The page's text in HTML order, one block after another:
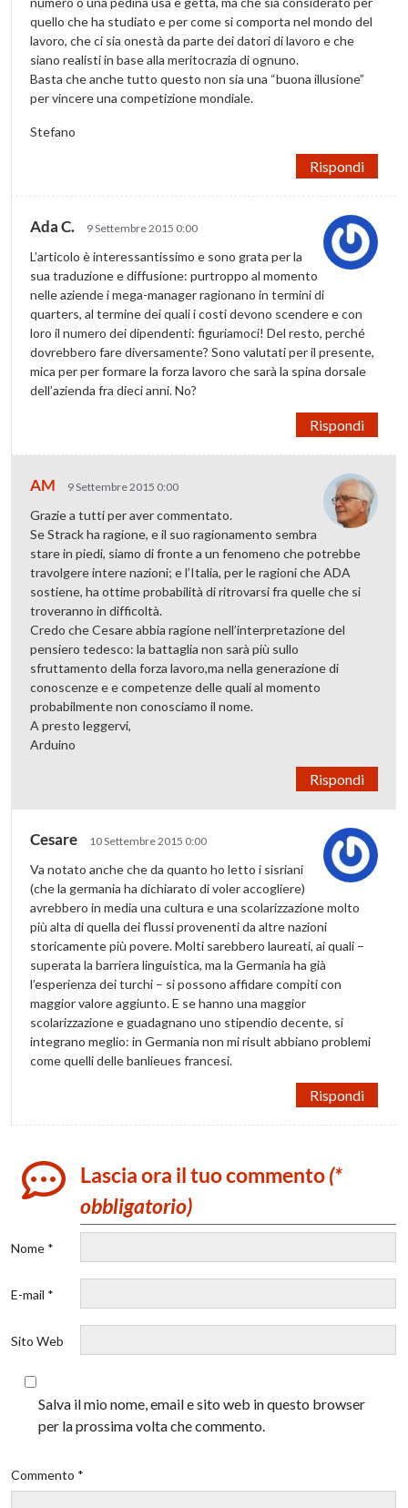
quello che ha studiato e per come si comporta nel mondo del
lavoro, che ci sia onestà da parte dei datori di lavoro e che
siano realisti in base alla meritocrazia di ognuno.
Basta che anche tutto questo non sia una “buona illusione”
per vincere una competizione mondiale.
Stefano
Rispondi
Ada C. 9 Settembre 2015 0:00
L’articolo è interessantissimo e sono grata per la
sua traduzione e diffusione: purtroppo al momento
nelle aziende i mega-manager ragionano in termini di
quarters, al termine dei quali i costi devono scendere e con
loro il numero dei dipendenti: figuriamoci! Del resto, perché
dovrebbero fare diversamente? Sono valutati per il presente,
mica per per formare la forza lavoro che sarà la spina dorsale
dell’azienda fra dieci anni. No?
Rispondi
AM 9 Settembre 2015 0:00
Grazie a tutti per aver commentato.
Se Strack ha ragione, e il suo ragionamento sembra
stare in piedi, siamo di fronte a un fenomeno che potrebbe
travolgere intere nazioni; e l’Italia, per le ragioni che ADA
sostiene, ha ottime probabilità di ritrovarsi fra quelle che si
troveranno in difficoltà.
Credo che Cesare abbia ragione nell’interpretazione del
pensiero tedesco: la battaglia non sarà più sullo
sfruttamento della forza lavoro,ma nella generazione di
conoscenze e e competenze delle quali al momento
probabilmente non conosciamo il nome.
A presto leggervi,
Arduino
Rispondi
Cesare 10 Settembre 2015 0:00
Va notato anche che da quanto ho letto i sisriani
(che la germania ha dichiarato di voler accogliere)
avrebbero in media una cultura e una scolarizzazione molto
più alta di quella dei flussi provenenti da altre nazioni
storicamente più povere. Molti sarebbero laureati, ai quali –
superata la barriera linguistica, ma la Germania ha già
l’esperienza dei turchi – si possono affidare compiti con
maggior valore aggiunto. E se hanno una maggior
scolarizzazione e guadagnano uno stipendio decente, si
integrano meglio: in Germania non mi risult abbiano problemi
come quelli delle banlieues francesi.
Rispondi
Lascia ora il tuo commento(*
obbligatorio)
Nome *
E-mail *
Sito Web
Salva il mio nome, email e sito web in questo browser
per la prossima volta che commento.
Commento *